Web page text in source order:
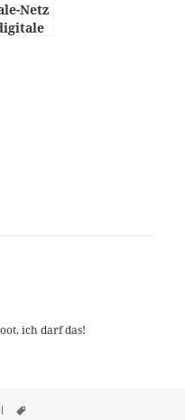
Netz
ich darf das!